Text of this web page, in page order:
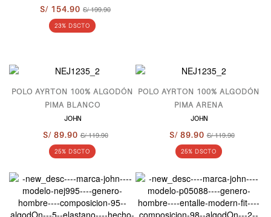
S/ 154.90 S/ 199.90
23% DSCTO
POLO AYRTON 100% ALGODÓN
PIMA BLANCO
JOHN
S/ 89.90 S/ 119.90
25% DSCTO
POLO AYRTON 100% ALGODÓN
PIMA ARENA
JOHN
S/ 89.90 S/ 119.90
25% DSCTO